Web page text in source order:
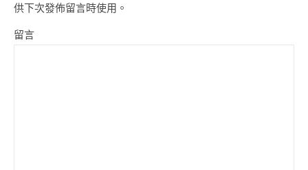
供下次發佈留言時使用。
留言